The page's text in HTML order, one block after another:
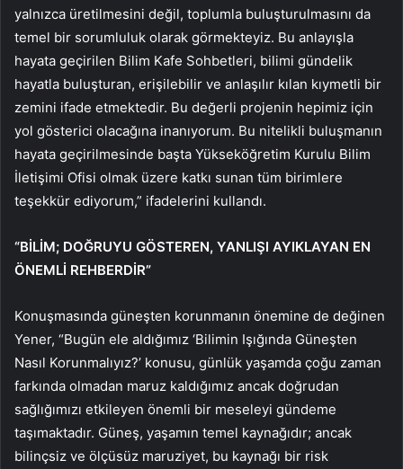
yalnızca üretilmesini değil, toplumla buluşturulmasını da
temel bir sorumluluk olarak görmekteyiz. Bu anlayışla
hayata geçirilen Bilim Kafe Sohbetleri, bilimi gündelik
hayatla buluşturan, erişilebilir ve anlaşılır kılan kıymetli bir
zemini ifade etmektedir. Bu değerli projenin hepimiz için
yol gösterici olacağına inanıyorum. Bu nitelikli buluşmanın
hayata geçirilmesinde başta Yükseköğretim Kurulu Bilim
İletişimi Ofisi olmak üzere katkı sunan tüm birimlere
teşekkür ediyorum,” ifadelerini kullandı.
“BİLİM; DOĞRUYU GÖSTEREN, YANLIŞI AYIKLAYAN EN
ÖNEMLİ REHBERDİR”
Konuşmasında güneşten korunmanın önemine de değinen
Yener, “Bugün ele aldığımız ‘Bilimin Işığında Güneşten
Nasıl Korunmalıyız?’ konusu, günlük yaşamda çoğu zaman
farkında olmadan maruz kaldığımız ancak doğrudan
sağlığımızı etkileyen önemli bir meseleyi gündeme
taşımaktadır. Güneş, yaşamın temel kaynağıdır; ancak
bilinçsiz ve ölçüsüz maruziyet, bu kaynağı bir risk